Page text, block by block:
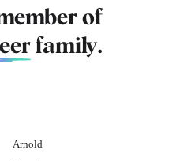
of
family.
Arnold